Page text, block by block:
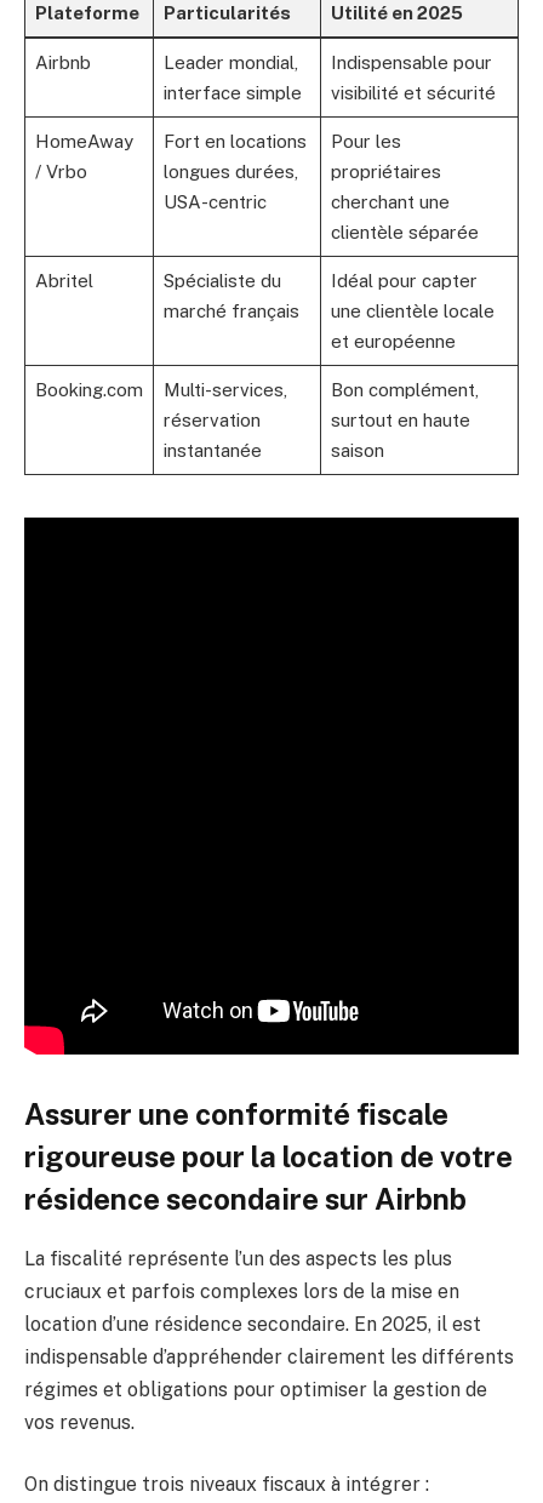
Plateforme Particularités Utilité en 2025
Airbnb
Leader mondial,
interface simple
Indispensable pour
visibilité et sécurité
HomeAway
/ Vrbo
Fort en locations
longues durées,
USA-centric
Pour les
propriétaires
cherchant une
clientèle séparée
Abritel
Spécialiste du
marché français
Idéal pour capter
une clientèle locale
et européenne
Booking.com
Multi-services,
réservation
instantanée
Bon complément,
surtout en haute
saison
Assurer une conformité fiscale
rigoureuse pour la location de votre
résidence secondaire sur Airbnb
La fiscalité représente l’un des aspects les plus
cruciaux et parfois complexes lors de la mise en
location d’une résidence secondaire. En 2025, il est
indispensable d’appréhender clairement les différents
régimes et obligations pour optimiser la gestion de
vos revenus.
On distingue trois niveaux fiscaux à intégrer :